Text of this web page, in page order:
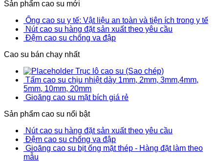
Sản phẩm cao su mới
Ống cao su y tế: Vật liệu an toàn và tiện ích trong y tế
Nút cao su hàng đặt sản xuất theo yêu cầu
Đệm cao su chống va đập
Cao su bán chạy nhất
Trục lô cao su (Sao chép)
Tấm cao su chịu nhiệt dày 1mm, 2mm, 3mm,4mm,
5mm, 10mm, 20mm
Gioăng cao su mặt bích giá rẻ
Sản phẩm cao su nổi bật
Nút cao su hàng đặt sản xuất theo yêu cầu
Đệm cao su chống va đập
Gioăng cao su bịt ống mặt thép - Hàng đặt làm theo
mẫu